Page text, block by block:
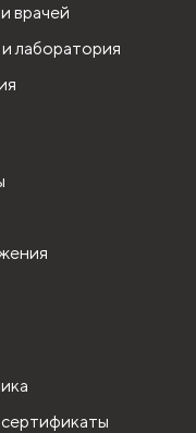
врачей
лаборатория